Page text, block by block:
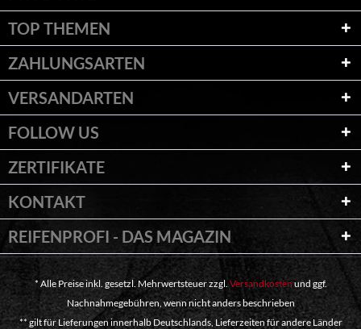
TOP THEMEN
ZAHLUNGSARTEN
VERSANDARTEN
FOLLOW US
ZERTIFIKATE
KONTAKT
REIFENPROFI - DAS MAGAZIN
* Alle Preise inkl. gesetzl. Mehrwertsteuer zzgl.Versandkosten und ggf.
Nachnahmegebühren, wenn nicht anders beschrieben
** gilt für Lieferungen innerhalb Deutschlands, Lieferzeiten für andere Länder